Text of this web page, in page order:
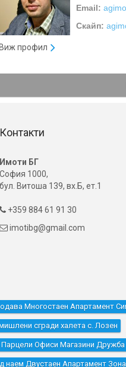
профил
Email:
Скайп:
Контакти
Имоти БГ
София 1000,
бул. Витоша 139, вх.Б, ет.1
+359 884 61 91 30
 imotibg@gmail.com
Многостаен Апартамент
сгради халета с. Лозен
Офиси Магазини Дружба
наем Двустаен Апартамент